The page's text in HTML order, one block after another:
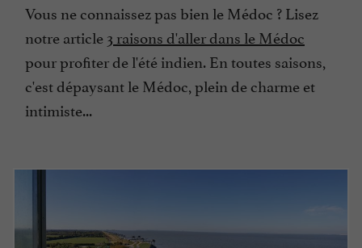
Vous ne connaissez pas bien le Médoc ? Lisez
notre article3 raisons d'aller dans le Médoc
pour profiter de l'été indien. En toutes saisons,
c'est dépaysant le Médoc, plein de charme et
intimiste...